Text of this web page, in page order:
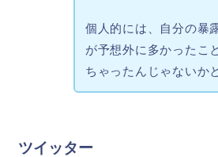
個人的には、自分の暴
が予想外に多かったこ
ちゃったんじゃないか
ツイッター